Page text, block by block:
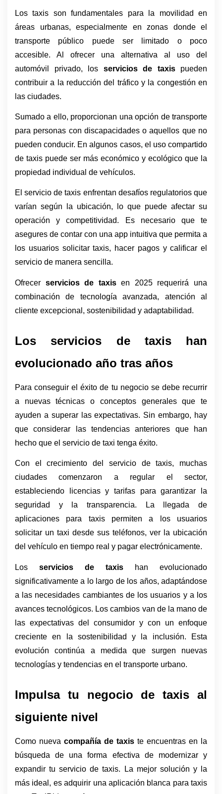
Los taxis son fundamentales para la movilidad en
áreas urbanas, especialmente en zonas donde el
transporte público puede ser limitado o poco
accesible. Al ofrecer una alternativa al uso del
automóvil privado, los servicios de taxis pueden
contribuir a la reducción del tráfico y la congestión en
las ciudades.
Sumado a ello, proporcionan una opción de transporte
para personas con discapacidades o aquellos que no
pueden conducir. En algunos casos, el uso compartido
de taxis puede ser más económico y ecológico que la
propiedad individual de vehículos.
El servicio de taxis enfrentan desafíos regulatorios que
varían según la ubicación, lo que puede afectar su
operación y competitividad. Es necesario que te
asegures de contar con una app intuitiva que permita a
los usuarios solicitar taxis, hacer pagos y calificar el
servicio de manera sencilla.
Ofrecer servicios de taxis en 2025 requerirá una
combinación de tecnología avanzada, atención al
cliente excepcional, sostenibilidad y adaptabilidad.
Los servicios de taxis han
evolucionado año tras años
Para conseguir el éxito de tu negocio se debe recurrir
a nuevas técnicas o conceptos generales que te
ayuden a superar las expectativas. Sin embargo, hay
que considerar las tendencias anteriores que han
hecho que el servicio de taxi tenga éxito.
Con el crecimiento del servicio de taxis, muchas
ciudades comenzaron a regular el sector,
estableciendo licencias y tarifas para garantizar la
seguridad y la transparencia. La llegada de
aplicaciones para taxis permiten a los usuarios
solicitar un taxi desde sus teléfonos, ver la ubicación
del vehículo en tiempo real y pagar electrónicamente.
Los servicios de taxis han evolucionado
significativamente a lo largo de los años, adaptándose
a las necesidades cambiantes de los usuarios y a los
avances tecnológicos. Los cambios van de la mano de
las expectativas del consumidor y con un enfoque
creciente en la sostenibilidad y la inclusión. Esta
evolución continúa a medida que surgen nuevas
tecnologías y tendencias en el transporte urbano.
Impulsa tu negocio de taxis al
siguiente nivel
Como nueva compañía de taxis te encuentras en la
búsqueda de una forma efectiva de modernizar y
expandir tu servicio de taxis. La mejor solución y la
más ideal, es adquirir una aplicación blanca para taxis